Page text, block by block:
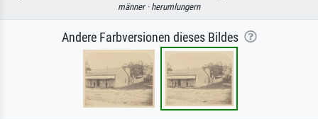
männer · herumlungern
Andere Farbversionen dieses Bildes